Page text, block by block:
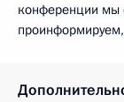
конференции мы